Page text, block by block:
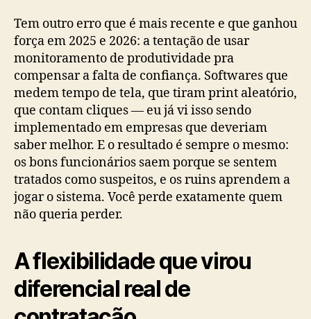
Tem outro erro que é mais recente e que ganhou
força em 2025 e 2026: a tentação de usar
monitoramento de produtividade pra
compensar a falta de confiança. Softwares que
medem tempo de tela, que tiram print aleatório,
que contam cliques — eu já vi isso sendo
implementado em empresas que deveriam
saber melhor. E o resultado é sempre o mesmo:
os bons funcionários saem porque se sentem
tratados como suspeitos, e os ruins aprendem a
jogar o sistema. Você perde exatamente quem
não queria perder.
A flexibilidade que virou
diferencial real de